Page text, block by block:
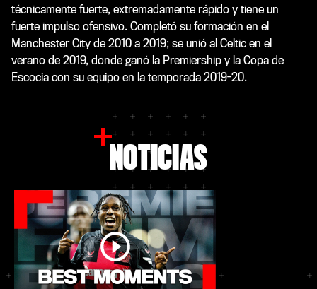
técnicamente fuerte, extremadamente rápido y tiene un
fuerte impulso ofensivo. Completó su formación en el
Manchester City de 2010 a 2019; se unió al Celtic en el
verano de 2019, donde ganó la Premiership y la Copa de
Escocia con su equipo en la temporada 2019-20.
NOTICIAS